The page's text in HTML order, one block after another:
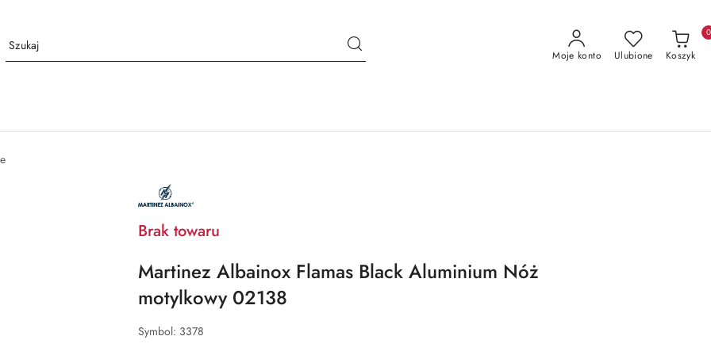
Moje konto Ulubione Koszyk
0
NAZWA
PRODUCENTA:
MARTINEZ
ALBAINOX
Brak towaru
Martinez Albainox Flamas Black Aluminium Nóż
motylkowy 02138
Symbol: 3378